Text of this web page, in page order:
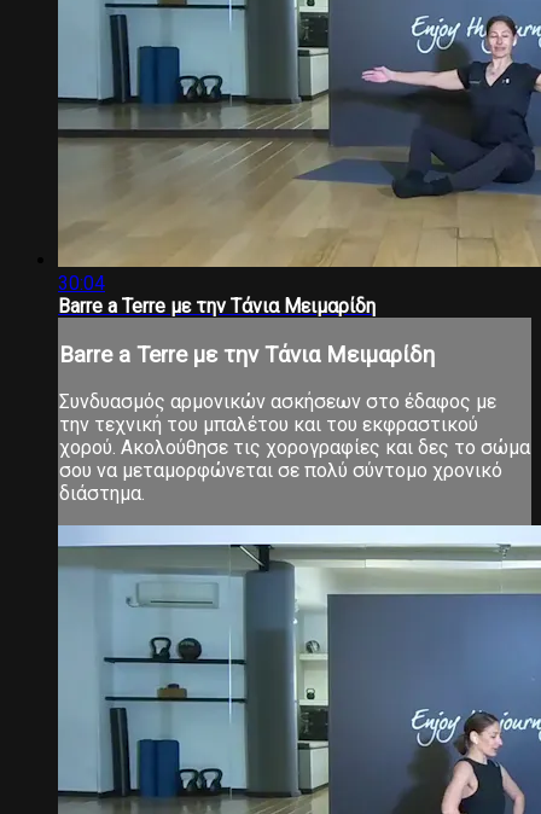
30:04
Barre a Terre με την Τάνια Μειμαρίδη
Barre a Terre με την Τάνια Μειμαρίδη
Συνδυασμός αρμονικών ασκήσεων στο έδαφος με
την τεχνική του μπαλέτου και του εκφραστικού
χορού. Ακολούθησε τις χορογραφίες και δες το σώμα
σου να μεταμορφώνεται σε πολύ σύντομο χρονικό
διάστημα.